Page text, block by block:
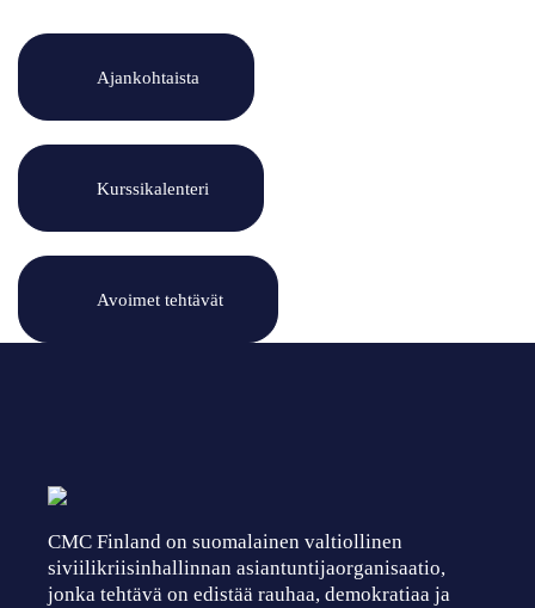
Ajankohtaista
Kurssikalenteri
Avoimet tehtävät
CMC Finland on suomalainen valtiollinen
siviilikriisinhallinnan asiantuntijaorganisaatio,
jonka tehtävä on edistää rauhaa, demokratiaa ja